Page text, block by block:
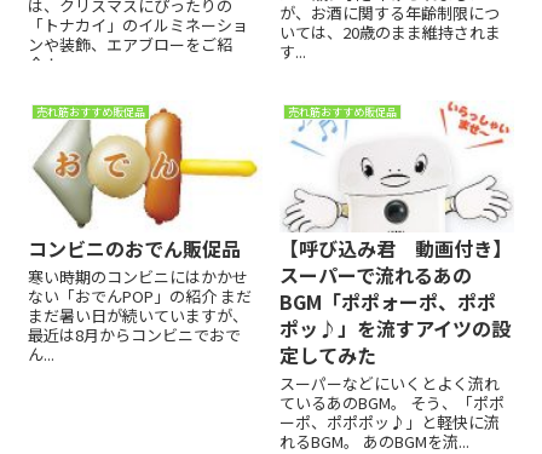
は、クリスマスにぴったりの
「トナカイ」のイルミネーショ
ンや装飾、エアブローをご紹
介！
が、お酒に関する年齢制限につ
いては、20歳のまま維持されま
す...
売れ筋おすすめ販促品
コンビニのおでん販促品
寒い時期のコンビニにはかかせ
ない「おでんPOP」の紹介 まだ
まだ暑い日が続いていますが、
最近は8月からコンビニでおで
ん...
売れ筋おすすめ販促品
【呼び込み君 動画付き】
スーパーで流れるあの
BGM「ポポォーポ、ポポ
ポッ♪」を流すアイツの設
定してみた
スーパーなどにいくとよく流れ
ているあのBGM。 そう、「ポポ
ーポ、ポポポッ♪」と軽快に流
れるBGM。 あのBGMを流...